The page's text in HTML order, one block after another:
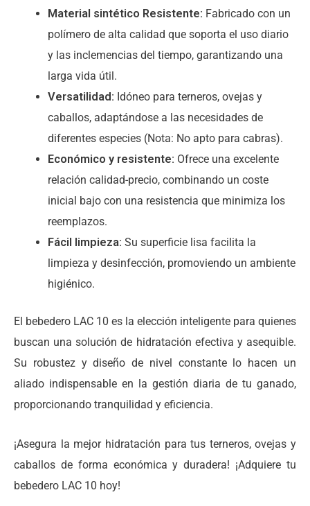
Material sintético Resistente: Fabricado con un
polímero de alta calidad que soporta el uso diario
y las inclemencias del tiempo, garantizando una
larga vida útil.
Versatilidad: Idóneo para terneros, ovejas y
caballos, adaptándose a las necesidades de
diferentes especies (Nota: No apto para cabras).
Económico y resistente: Ofrece una excelente
relación calidad-precio, combinando un coste
inicial bajo con una resistencia que minimiza los
reemplazos.
Fácil limpieza: Su superficie lisa facilita la
limpieza y desinfección, promoviendo un ambiente
higiénico.
El bebedero LAC 10 es la elección inteligente para quienes
buscan una solución de hidratación efectiva y asequible.
Su robustez y diseño de nivel constante lo hacen un
aliado indispensable en la gestión diaria de tu ganado,
proporcionando tranquilidad y eficiencia.
¡Asegura la mejor hidratación para tus terneros, ovejas y
caballos de forma económica y duradera! ¡Adquiere tu
bebedero LAC 10 hoy!